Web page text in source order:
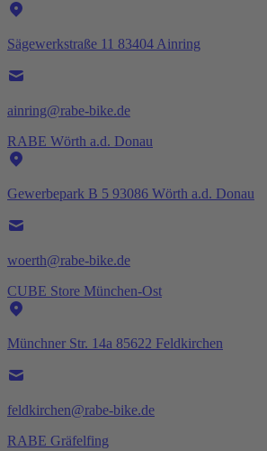
Sägewerkstraße 11 83404 Ainring
ainring@rabe-bike.de
RABE Wörth a.d. Donau
Gewerbepark B 5 93086 Wörth a.d. Donau
woerth@rabe-bike.de
CUBE Store München-Ost
Münchner Str. 14a 85622 Feldkirchen
feldkirchen@rabe-bike.de
RABE Gräfelfing